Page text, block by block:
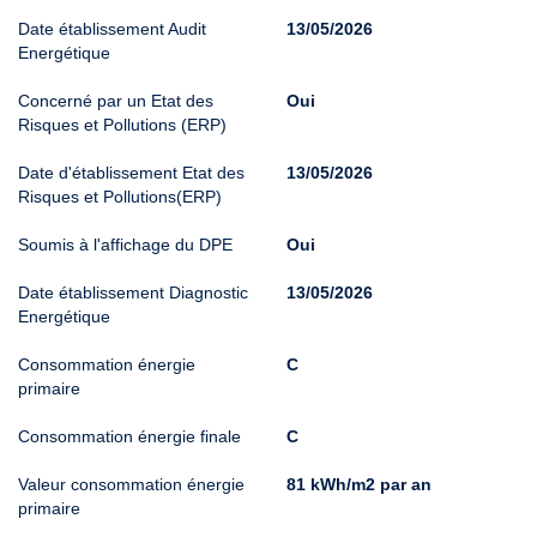
Date établissement Audit
Energétique
13/05/2026
Concerné par un Etat des
Risques et Pollutions (ERP)
Oui
Date d'établissement Etat des
Risques et Pollutions(ERP)
13/05/2026
Soumis à l'affichage du DPE Oui
Date établissement Diagnostic
Energétique
13/05/2026
Consommation énergie
primaire
C
Consommation énergie finale C
Valeur consommation énergie
primaire
81 kWh/m2 par an